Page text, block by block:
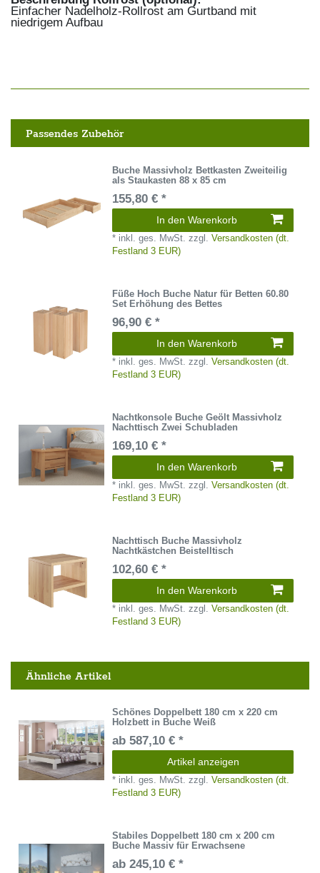
Einfacher Nadelholz-Rollrost am Gurtband mit
niedrigem Aufbau
Passendes Zubehör
Buche Massivholz Bettkasten Zweiteilig
als Staukasten 88 x 85 cm
155,80 € *
In den Warenkorb
* inkl. ges. MwSt. zzgl.Versandkosten (dt.
Festland 3 EUR)
Füße Hoch Buche Natur für Betten 60.80
Set Erhöhung des Bettes
96,90 € *
In den Warenkorb
* inkl. ges. MwSt. zzgl.Versandkosten (dt.
Festland 3 EUR)
Nachtkonsole Buche Geölt Massivholz
Nachttisch Zwei Schubladen
169,10 € *
In den Warenkorb
* inkl. ges. MwSt. zzgl.Versandkosten (dt.
Festland 3 EUR)
Nachttisch Buche Massivholz
Nachtkästchen Beistelltisch
102,60 € *
In den Warenkorb
* inkl. ges. MwSt. zzgl.Versandkosten (dt.
Festland 3 EUR)
Ähnliche Artikel
Schönes Doppelbett 180 cm x 220 cm
Holzbett in Buche Weiß
ab 587,10 € *
Artikel anzeigen
* inkl. ges. MwSt. zzgl.Versandkosten (dt.
Festland 3 EUR)
Stabiles Doppelbett 180 cm x 200 cm
Buche Massiv für Erwachsene
ab 245,10 € *